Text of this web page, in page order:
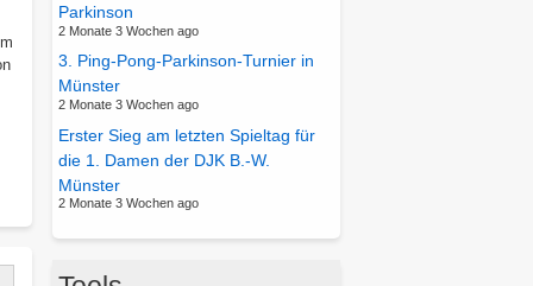
Spielbericht
Parkinson
2 Monate 3 Wochen ago
3. Ping-Pong-Parkinson-Turnier in
Münster
2 Monate 3 Wochen ago
Erster Sieg am letzten Spieltag für
die 1. Damen der DJK B.-W.
Münster
2 Monate 3 Wochen ago